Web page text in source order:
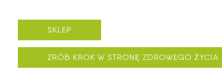
SKLEP
ZRÓB KROK W STRONĘ ZDROWEGO ŻYCIA